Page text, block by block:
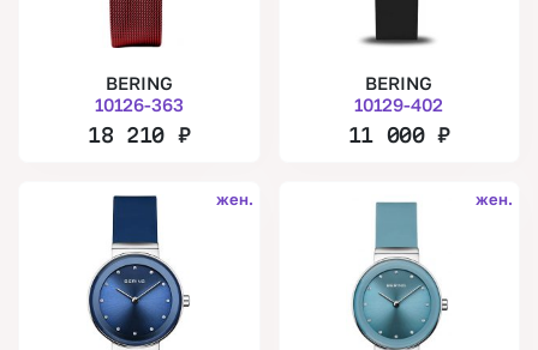
BERING
10126-363
18 210 ₽
BERING
10129-402
11 000₽
жен. жен.